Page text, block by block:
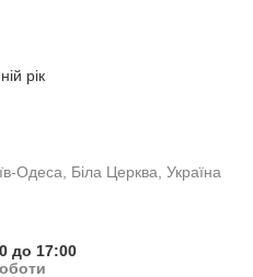
рік
Одеса, Біла Церква, Україна
до 17:00